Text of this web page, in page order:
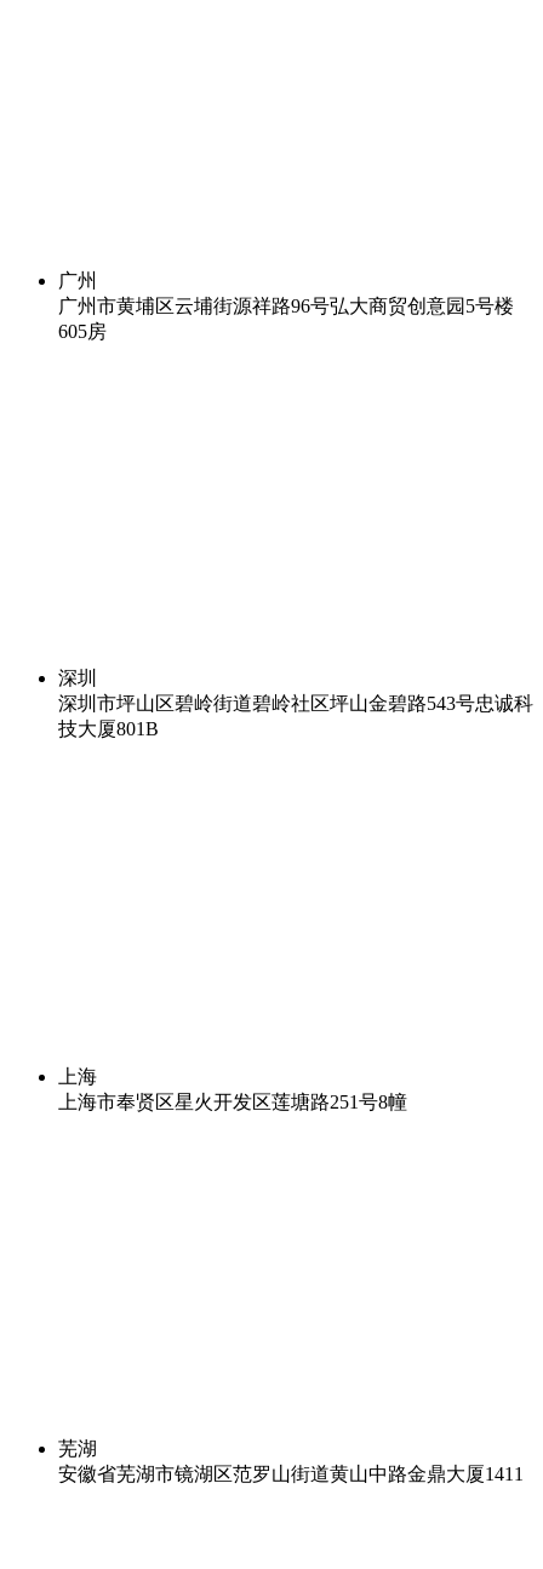
广州
广州市黄埔区云埔街源祥路96号弘大商贸创意园5号楼
605房
深圳
深圳市坪山区碧岭街道碧岭社区坪山金碧路543号忠诚科
技大厦801B
上海
上海市奉贤区星火开发区莲塘路251号8幢
芜湖
安徽省芜湖市镜湖区范罗山街道黄山中路金鼎大厦1411